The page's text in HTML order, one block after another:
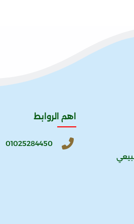
اهم الروابط
01025284450